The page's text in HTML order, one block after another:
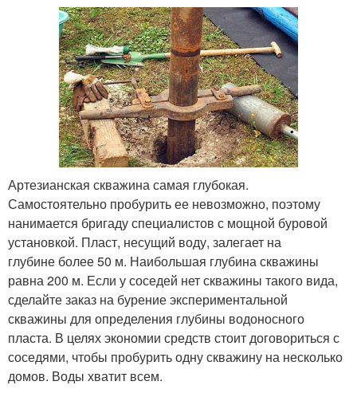
Артезианская скважина самая глубокая.
Самостоятельно пробурить ее невозможно, поэтому
нанимается бригаду специалистов с мощной буровой
установкой. Пласт, несущий воду, залегает на
глубине более 50 м. Наибольшая глубина скважины
равна 200 м. Если у соседей нет скважины такого вида,
сделайте заказ на бурение экспериментальной
скважины для определения глубины водоносного
пласта. В целях экономии средств стоит договориться с
соседями, чтобы пробурить одну скважину на несколько
домов. Воды хватит всем.